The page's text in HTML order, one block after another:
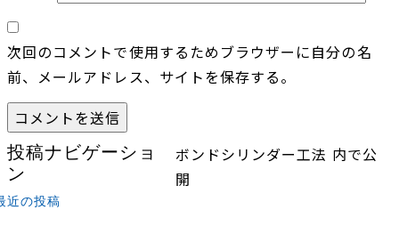
次回のコメントで使用するためブラウザーに自分の名
前、メールアドレス、サイトを保存する。
投稿ナビゲーショ
ン
ボンドシリンダー工法 内で公
開
近の投稿